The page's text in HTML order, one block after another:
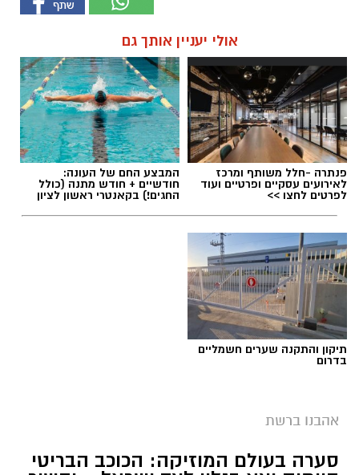
אולי יעניין אותך גם
פנתרה -חלל משותף ומרכז
לאירועים עסקיים ופרטיים ועוד
לפרטים לחצו >>
המבצע החם של העונה:
חודשיים + חודש מתנה (כולל
החגים!) בקאנטרי ראשון לציון
תיקון והתקנה שערים חשמליים
בדרום
אהבנו ברשת
סערה בעולם המוזיקה: הכוכב הבריטי